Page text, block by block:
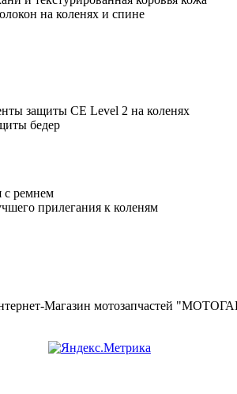
на коленях и спине
защиты CE Level 2 на коленях
бедер
с ремнем
прилегания к коленям
Магазин мотозапчастей